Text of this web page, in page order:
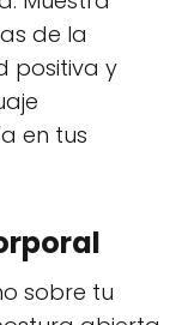
de la
positiva y
en tus
sobre tu